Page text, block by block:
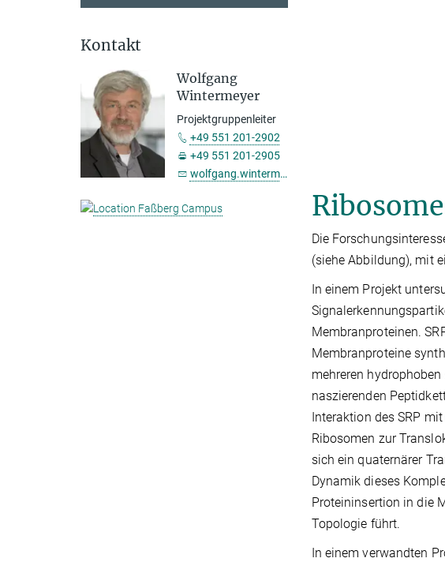
Die
(siehe Abbildung), mit
In einem Projekt
Membranproteinen.
Membranproteine
mehreren
naszierenden
Interaktion des SRP
Ribosomen zur
sich ein quaternärer
Dynamik dieses
Proteininsertion in die
Topologie führt.
In einem verwandten
Kontakt
Wolfgang
Wintermeyer
Projektgruppenleiter
+49 551 201-2902
+49 551 201-2905
wolfgang.wintermeyer@...